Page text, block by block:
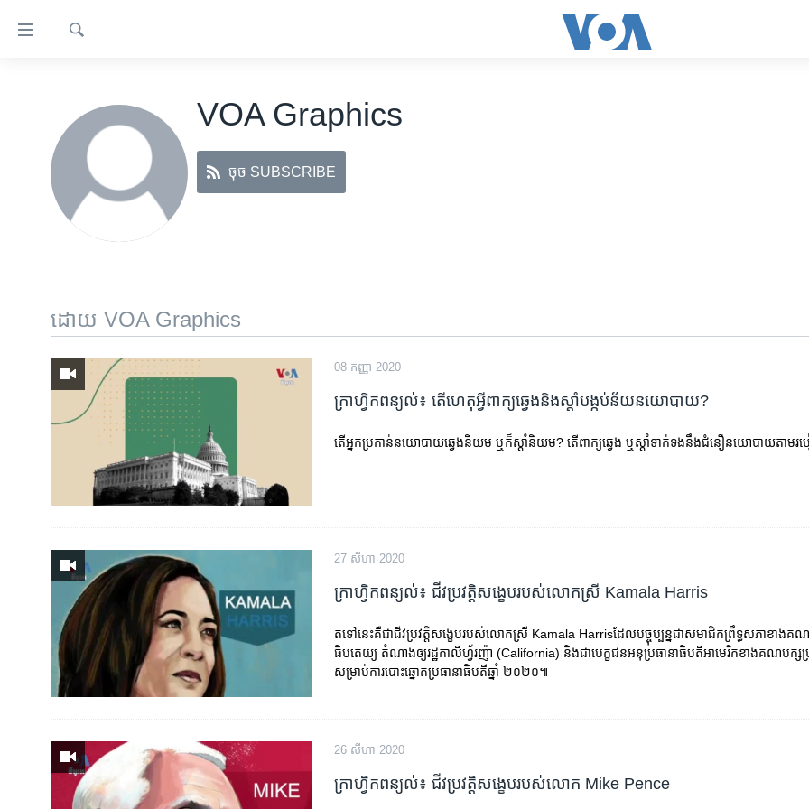
ទៅ​
អាមេរិក
ហេឡូវីអូអេ
ទូរទស្សន៍ / វីដេអូ​
វិទ្យុ / ផតខាសថ៍
កម្មវិធីទាំងអស់
VOA Graphics
ចុច SUBSCRIBE
ដោយ VOA Graphics
08 កញ្ញា 2020
ក្រាហ្វិកពន្យល់៖ តើ​ហេតុអ្វី​ពាក្យ​ឆ្វេង​និង​ស្តាំ​បង្កប់​ន័យ​នយោបាយ?
តើ​អ្នក​ប្រកាន់​នយោបាយ​ឆ្វេង​និយម ឬ​ក៏​ស្តាំ​និយម? តើ​​ពាក្យ​ឆ្វេង ឬ​ស្តាំ​ទាក់ទង​នឹង​ជំនឿ​នយោបាយ​តាម​
27 សីហា 2020
ក្រាហ្វិក​ពន្យល់៖ ជីវប្រវត្តិ​សង្ខេប​របស់​លោក​ស្រី Kamala Harris
តទៅ​នេះ​គឺជា​ជីវប្រវត្តិ​សង្ខេប​របស់​លោកស្រី Kamala Harrisដែល​បច្ចុប្បន្ន​ជា​សមាជិក​ព្រឹទ្ធសភា​ខាង​គណ
ធិបតេយ្យ​ តំណាង​ឲ្យ​រដ្ឋ​កាលីហ្វ័រញ៉ា (California) និង​ជា​បេក្ខជន​អនុ​ប្រធានាធិបតី​អាមេរិក​ខាង​គណបក្ស​
សម្រាប់​ការ​បោះឆ្នោត​ប្រធានាធិបតី​ឆ្នាំ ២០២០៕
26 សីហា 2020
ក្រាហ្វិក​ពន្យល់៖ ជីវប្រវត្តិ​សង្ខេប​របស់​លោក Mike Pence